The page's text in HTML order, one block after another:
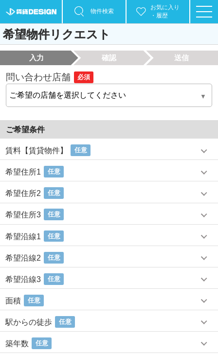
物件検索
お気に入り
・履歴
希望物件リクエスト
入力 確認 送信
問い合わせ店舗 必須
ご希望条件
賃料【賃貸物件】 任意
希望住所1 任意
希望住所2 任意
希望住所3 任意
希望沿線1 任意
希望沿線2 任意
希望沿線3 任意
面積 任意
駅からの徒歩 任意
築年数 任意